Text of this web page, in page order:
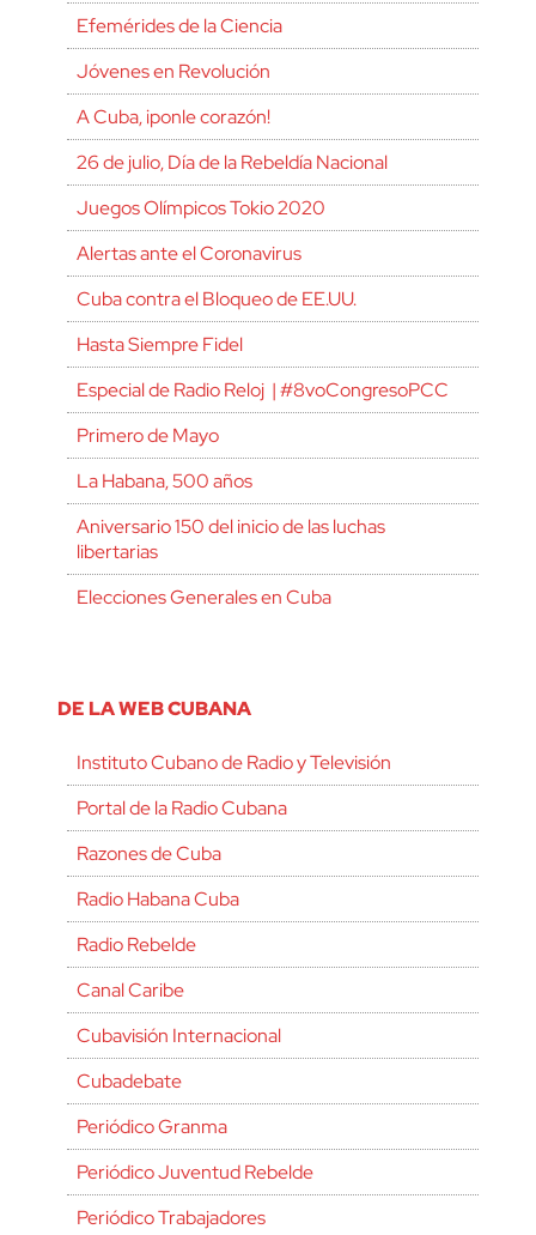
Efemérides de la Ciencia
Jóvenes en Revolución
A Cuba, ¡ponle corazón!
26 de julio, Día de la Rebeldía Nacional
Juegos Olímpicos Tokio 2020
Alertas ante el Coronavirus
Cuba contra el Bloqueo de EE.UU.
Hasta Siempre Fidel
Especial de Radio Reloj | #8voCongresoPCC
Primero de Mayo
La Habana, 500 años
Aniversario 150 del inicio de las luchas
libertarias
Elecciones Generales en Cuba
DE LA WEB CUBANA
Instituto Cubano de Radio y Televisión
Portal de la Radio Cubana
Razones de Cuba
Radio Habana Cuba
Radio Rebelde
Canal Caribe
Cubavisión Internacional
Cubadebate
Periódico Granma
Periódico Juventud Rebelde
Periódico Trabajadores